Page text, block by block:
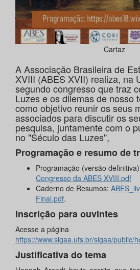
Cartaz
A Associação Brasileira de
XVIII (ABES XVII) realiza, na
segundo congresso que traz
Luzes e os dilemas de nosso
como objetivo reunir os seus
associados para discutir os
pesquisa, juntamente com o
no "Século das Luzes",
Programação e resumo de
​Programação (versão
Congresso da ABES XVIII.pdf
Caderno de Resumos:
Final.pdf.
Inscrição para ouvintes
​Acesse a página
https://www.sigaa.ufs.br/sigaa/public/
​Justificativa do tema